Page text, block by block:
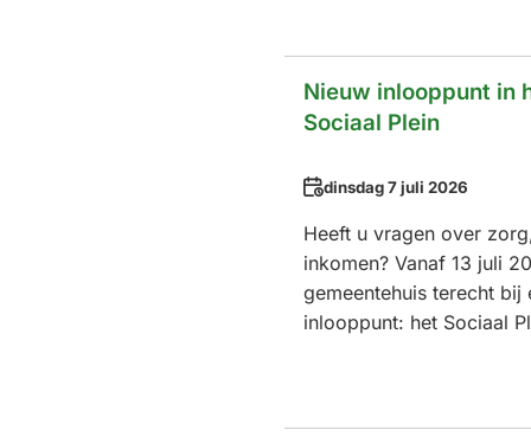
Nieuw inlooppunt in
Sociaal Plein
Datum
dinsdag 7 juli 2026
Heeft u vragen over
inkomen? Vanaf 13 juli
gemeentehuis terecht bij
inlooppunt: het Sociaal